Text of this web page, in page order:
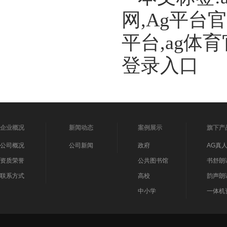
网,Ag平台
平台,ag体
登录入口
企业概况
公司概况
资质荣誉
联系方式
新闻动态
公司新闻
案例展示
政府
公共图书馆
高校
中小学
旗下产
AG真
书舒朗
韵声朗
一体机